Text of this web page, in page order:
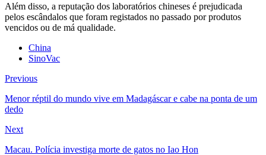
Além disso, a reputação dos laboratórios chineses é prejudicada
pelos escândalos que foram registados no passado por produtos
vencidos ou de má qualidade.
China
SinoVac
Previous
Menor réptil do mundo vive em Madagáscar e cabe na ponta de um
dedo
Next
Macau. Polícia investiga morte de gatos no Iao Hon